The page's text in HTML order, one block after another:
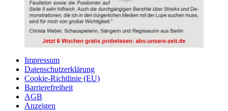
Impressum
Datenschutzerklärung
Cookie-Richtlinie (EU)
Barrierefreiheit
AGB
Anzeigen